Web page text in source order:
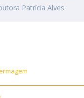
Patrícia Alves